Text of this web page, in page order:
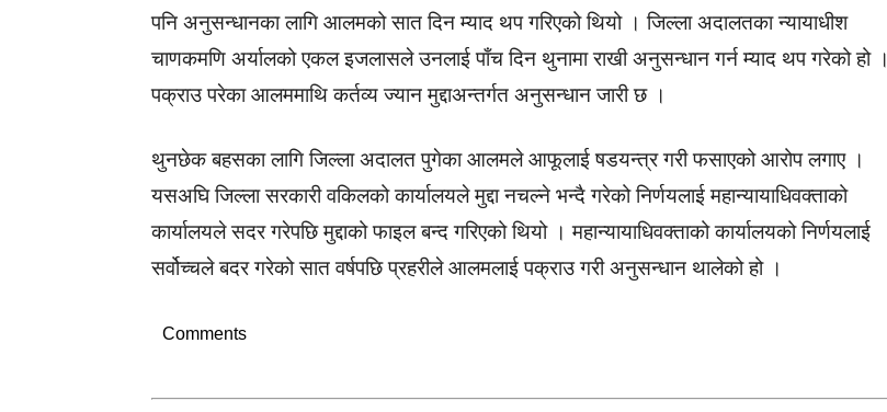
पनि अनुसन्धानका लागि आलमको सात दिन म्याद थप गरिएको थियो । जिल्ला अदालतका न्यायाधीश
चाणकमणि अर्यालको एकल इजलासले उनलाई पाँच दिन थुनामा राखी अनुसन्धान गर्न म्याद थप गरेको हो ।
पक्राउ परेका आलममाथि कर्तव्य ज्यान मुद्दाअन्तर्गत अनुसन्धान जारी छ ।
थुनछेक बहसका लागि जिल्ला अदालत पुगेका आलमले आफूलाई षडयन्त्र गरी फसाएको आरोप लगाए ।
यसअघि जिल्ला सरकारी वकिलको कार्यालयले मुद्दा नचल्ने भन्दै गरेको निर्णयलाई महान्यायाधिवक्ताको
कार्यालयले सदर गरेपछि मुद्दाको फाइल बन्द गरिएको थियो । महान्यायाधिवक्ताको कार्यालयको निर्णयलाई
सर्वोच्चले बदर गरेको सात वर्षपछि प्रहरीले आलमलाई पक्राउ गरी अनुसन्धान थालेको हो ।
Comments